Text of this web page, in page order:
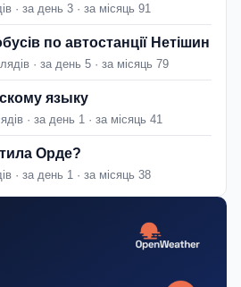
· за день 3 · за місяць 91
по автостанції Нетішин
· за день 5 · за місяць 79
языку
· за день 1 · за місяць 41
Орде?
· за день 1 · за місяць 38